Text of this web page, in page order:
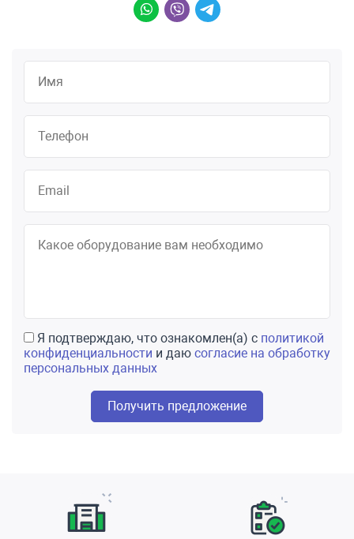
Я подтверждаю, что ознакомлен(а) с политикой
конфиденциальности и даю согласие на обработку
персональных данных
Получить предложение
Преимущества